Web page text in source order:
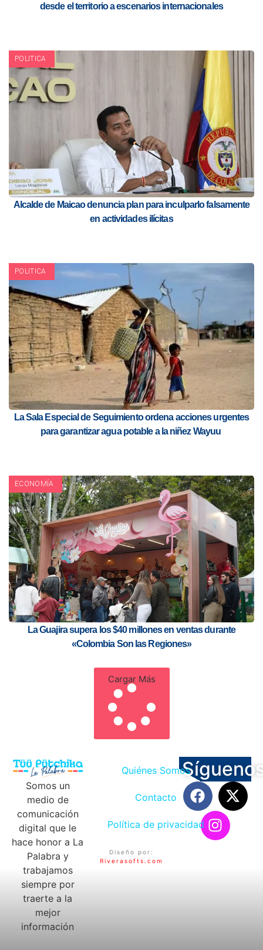
desde el territorio a escenarios internacionales
POLITICA
Alcalde de Maicao denuncia plan para inculparlo falsamente
en actividades ilícitas
POLITICA
La Sala Especial de Seguimiento ordena acciones urgentes
para garantizar agua potable a la niñez Wayuu
ECONOMÍA
La Guajira supera los $40 millones en ventas durante
«Colombia Son las Regiones»
Cargar Más
Somos un
medio de
comunicación
digital que le
hace honor a La
Palabra y
trabajamos
siempre por
traerte a la
mejor
información
Quiénes Somos
Contacto
Política de privacidad
Diseño por:
Riverasofts.com